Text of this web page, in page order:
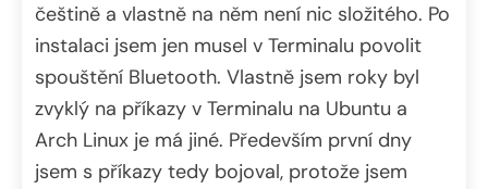
češtině a vlastně na něm není nic složitého. Po
instalaci jsem jen musel v Terminalu povolit
spouštění Bluetooth. Vlastně jsem roky byl
zvyklý na příkazy v Terminalu na Ubuntu a
Arch Linux je má jiné. Především první dny
jsem s příkazy tedy bojoval, protože jsem